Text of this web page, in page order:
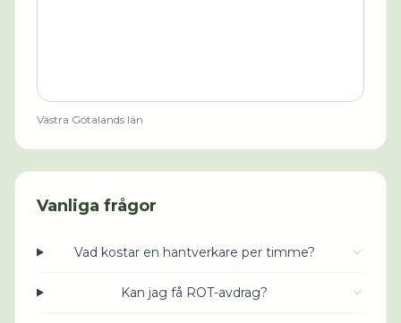
Västra Götalands län
Vanliga frågor
Vad kostar en hantverkare per timme?
Kan jag få ROT-avdrag?